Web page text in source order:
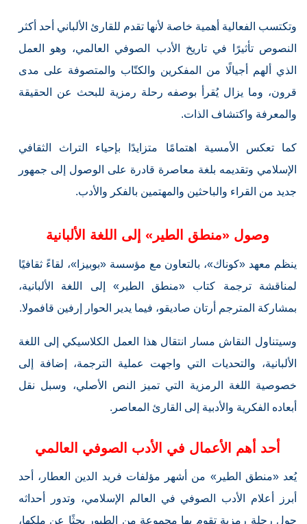
وتكتسب الفعالية أهمية خاصة لأنها تقدم للقارئ الألباني أحد أكثر
النصوص تأثيرًا في تاريخ الأدب الصوفي العالمي، وهو العمل
الذي ألهم أجيالًا من المفكرين والكتّاب والمتصوفة على مدى
قرون، وما يزال يُقرأ بوصفه رحلة رمزية للبحث عن الحقيقة
والمعرفة واكتشاف الذات.
كما تعكس الأمسية اهتمامًا متزايدًا بإحياء التراث الثقافي
الإسلامي وتقديمه بلغة معاصرة قادرة على الوصول إلى جمهور
جديد من القراء والباحثين والمهتمين بالفكر والأدب.
وصول «منطق الطير» إلى اللغة الألبانية
ينظم معهد «كوناك»، بالتعاون مع مؤسسة «بوبيزا»، لقاءً ثقافيًا
لمناقشة ترجمة كتاب «منطق الطير» إلى اللغة الألبانية،
بمشاركة المترجم أرتان صاديقو، فيما يدير الحوار إرفين قافمولا.
وسيتناول النقاش مسار انتقال هذا العمل الكلاسيكي إلى اللغة
الألبانية، والتحديات التي واجهت عملية الترجمة، إضافة إلى
خصوصية اللغة الرمزية التي تميز النص الأصلي، وسبل نقل
أبعاده الفكرية والأدبية إلى القارئ المعاصر.
أحد أهم الأعمال في الأدب الصوفي العالمي
يُعد «منطق الطير» من أشهر مؤلفات فريد الدين العطار، أحد
أبرز أعلام الأدب الصوفي في العالم الإسلامي، وتدور أحداثه
حول رحلة رمزية تقوم بها مجموعة من الطيور بحثًا عن ملكها،